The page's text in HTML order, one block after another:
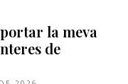
la meva
de